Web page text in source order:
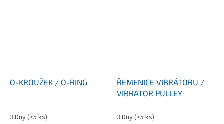
O-KROUŽEK / O-RING
3 Dny(>5 ks)
ŘEMENICE VIBRÁTORU /
VIBRATOR PULLEY
3 Dny(>5 ks)